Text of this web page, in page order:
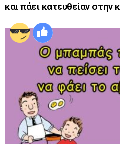
και πάει κατευθείαν στην